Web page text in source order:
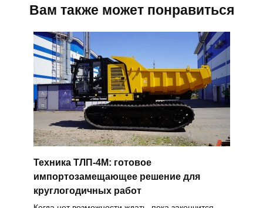
Вам также может понравиться
Техника ТЛП-4М: готовое
импортозамещающее решение для
круглогодичных работ